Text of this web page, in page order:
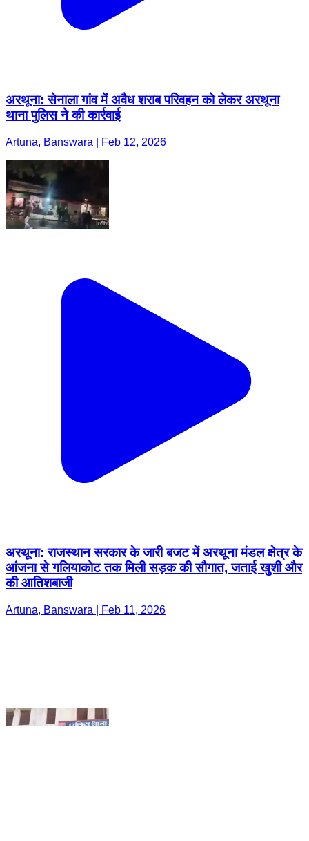
अरथूना: सेनाला गांव में अवैध शराब परिवहन को लेकर अरथूना
अरथूना: राजस्थान सरकार के जारी बजट में अरथूना मंडल क्षेत्र के
आंजना से गलियाकोट तक मिली सड़क की सौगात, जताई खुशी और